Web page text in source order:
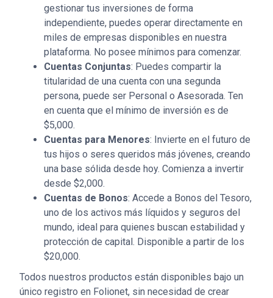
gestionar tus inversiones de forma
independiente, puedes operar directamente en
miles de empresas disponibles en nuestra
plataforma. No posee mínimos para comenzar.
Cuentas Conjuntas: Puedes compartir la
titularidad de una cuenta con una segunda
persona, puede ser Personal o Asesorada. Ten
en cuenta que el mínimo de inversión es de
$5,000.
Cuentas para Menores: Invierte en el futuro de
tus hijos o seres queridos más jóvenes, creando
una base sólida desde hoy. Comienza a invertir
desde $2,000.
Cuentas de Bonos: Accede a Bonos del Tesoro,
uno de los activos más líquidos y seguros del
mundo, ideal para quienes buscan estabilidad y
protección de capital. Disponible a partir de los
$20,000.
Todos nuestros productos están disponibles bajo un
único registro en Folionet, sin necesidad de crear